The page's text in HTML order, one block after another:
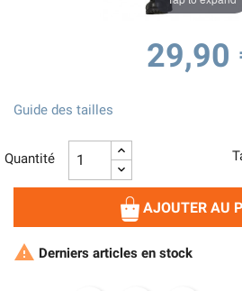
29,90
Guide des tailles
Quantité
AJOUTER AU
 Derniers articles en stock